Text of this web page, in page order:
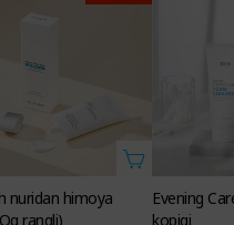
nuridan himoya
rangli)
Evening
kopigi